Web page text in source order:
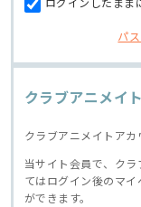
パ
クラブアニメイ
クラブアニメイトアカ
当サイト会員で、ク
てはログイン後のマ
ができます。